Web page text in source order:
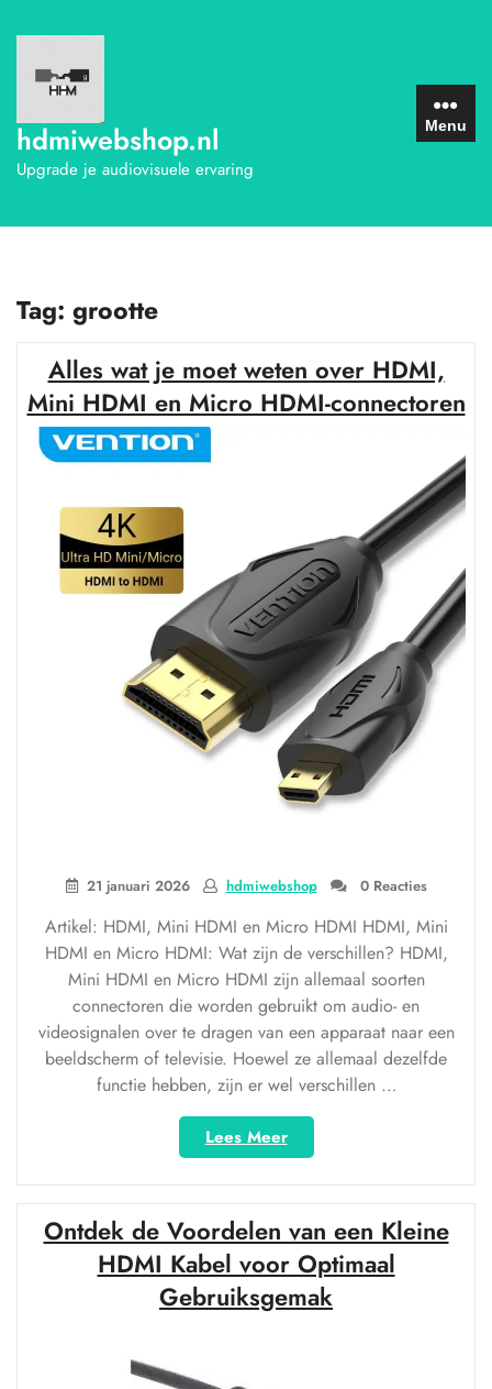
naar
inhoud
hdmiwebshop.nl
Upgrade je audiovisuele ervaring
Menu
Tag: grootte
Alles wat je moet weten over HDMI,
Mini HDMI en Micro HDMI-connectoren
21 januari 2026 hdmiwebshop 0 Reacties
Artikel: HDMI, Mini HDMI en Micro HDMI HDMI, Mini
HDMI en Micro HDMI: Wat zijn de verschillen? HDMI,
Mini HDMI en Micro HDMI zijn allemaal soorten
connectoren die worden gebruikt om audio- en
videosignalen over te dragen van een apparaat naar een
beeldscherm of televisie. Hoewel ze allemaal dezelfde
functie hebben, zijn er wel verschillen …
Lees Meer“Alles
wat
je
moet
weten
over
HDMI,
Mini
Ontdek de Voordelen van een Kleine
HDMI Kabel voor Optimaal
Gebruiksgemak